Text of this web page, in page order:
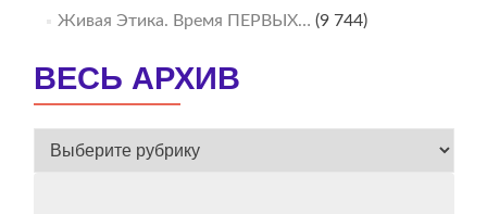
Живая Этика. Время ПЕРВЫХ… (9 744)
ВЕСЬ АРХИВ
ВЕСЬ